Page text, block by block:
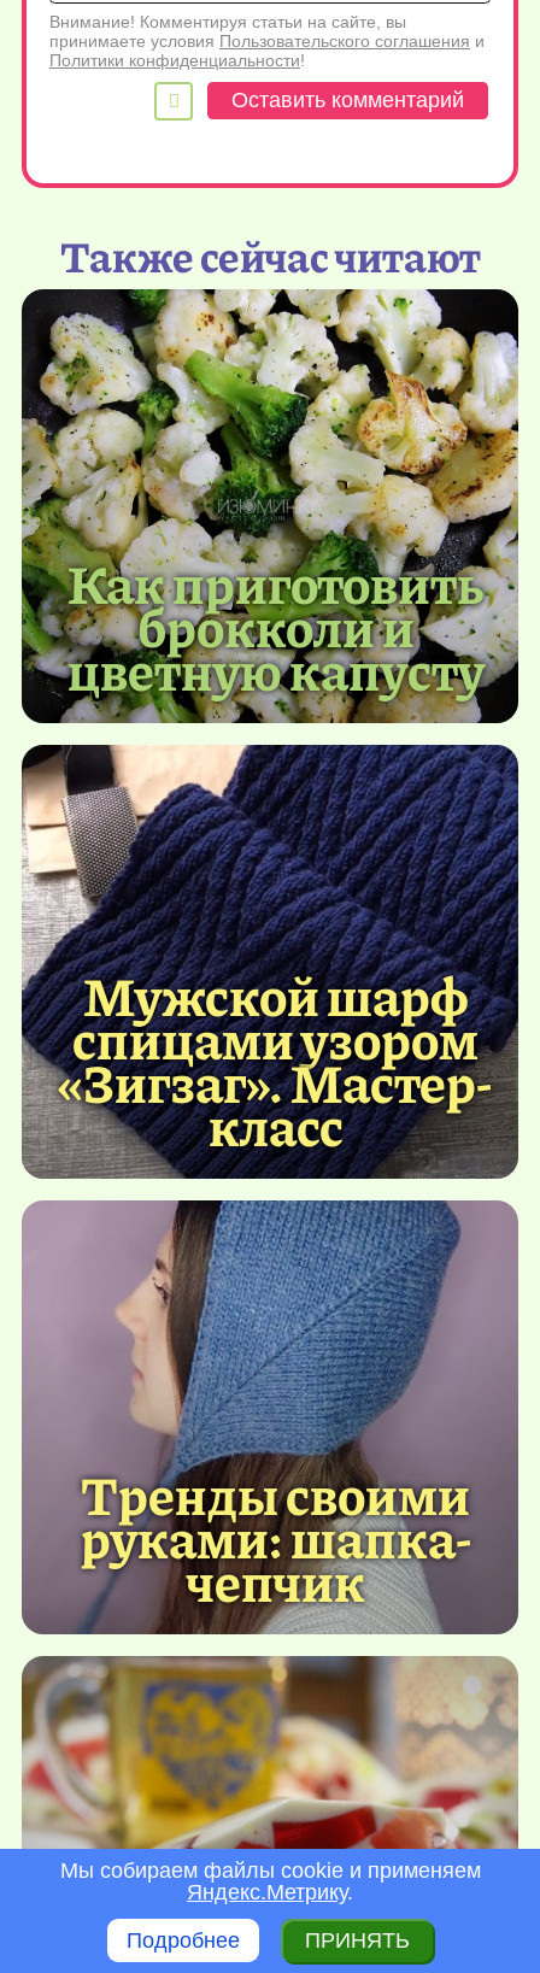
Внимание! Комментируя статьи на сайте, вы
принимаете условия Пользовательского соглашения и
Политики конфиденциальности!
Также сейчас читают
Как приготовить
брокколи и
цветную капусту
Мужской шарф
спицами узором
«Зигзаг». Мастер-
класс
Тренды своими
руками: шапка-
чепчик
Рецепт торта
Мы собираем файлы cookie и применяем
Яндекс.Метрику.
Подробнее
ПРИНЯТЬ